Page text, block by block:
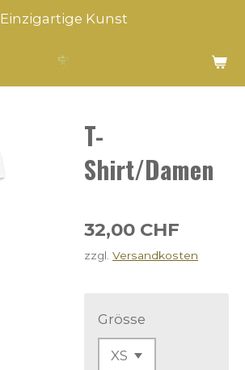
Einzigartige Kunst
T-
Shirt/Damen
32,00 CHF
zzgl. Versandkosten
Grösse